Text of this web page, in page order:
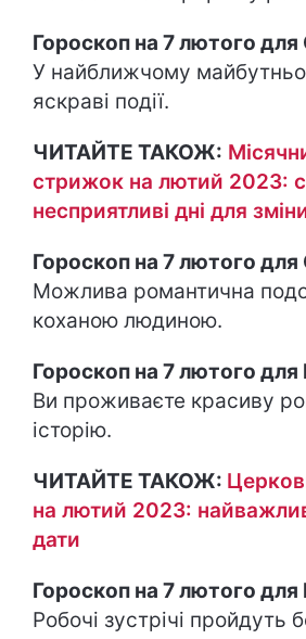
Гороскоп на 7 лютого для
У найближчому
яскраві події.
ЧИТАЙТЕ ТАКОЖ:
стрижок на лютий 2023:
несприятливі дні для
Гороскоп на 7 лютого для
Можлива романтична
коханою людиною.
Гороскоп на 7 лютого для
Ви проживаєте красиву
історію.
ЧИТАЙТЕ ТАКОЖ:
на лютий 2023:
дати
Гороскоп на 7 лютого для
Робочі зустрічі пройдуть